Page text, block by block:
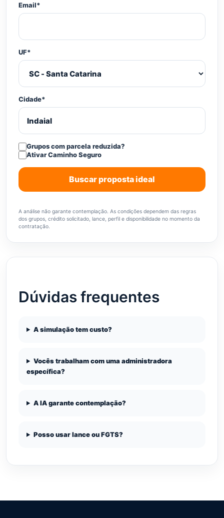
Email*
UF*
Cidade*
Grupos com parcela reduzida?
Ativar Caminho Seguro
Buscar proposta ideal
A análise não garante contemplação. As condições dependem das regras
dos grupos, crédito solicitado, lance, perfil e disponibilidade no momento da
contratação.
Dúvidas frequentes
A simulação tem custo?
Vocês trabalham com uma administradora
específica?
A IA garante contemplação?
Posso usar lance ou FGTS?